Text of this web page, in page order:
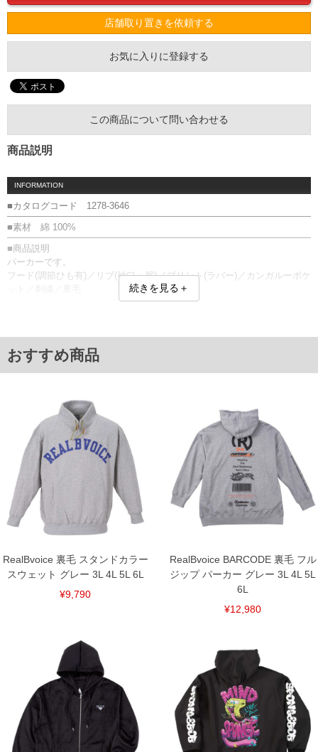
店舗取り置きを依頼する
お気に入りに登録する
この商品について問い合わせる
商品説明
INFORMATION
■カタログコード 1278-3646
■素材 綿 100%
■商品説明
パーカーです。
フード(調節ひも有)／リブ(袖口・裾)／プリント(ラバー)／カンガルーポケ
3L/136/78/110/60/61
4L/146/80/120/62/62
5L/156/82/130/64/63
※【返品交換について】
返品交換希望の方は、商品到着後1週間以内にご連絡ください。
下着(肌着)やワイシャツは商品の性質上、返品交換不可とさせて頂いております。予め
ご了承くださいませ。
※【ボトムの裾上げをご希望の場合】
裾上げ料金は500円+税となります。
備考欄に股下●cmとご記入下さい。（裾上げ無料対象商品は1本につき税込6,000円以
上の品が対象。1本5,999円以下の商品は有料（500円+税）となります。）
出荷まで約1週間～20日間程お時間を頂く場合がございます。
尚、裾上げした商品は返品・交換不可となりますので、予めご了承下さい。
一部、お直しに対応出来ない商品がございます。(例：裾にファスナーや調節ひもが付
※商品によって若干のサイズの誤差がございます。また、お客様がご使用の環境（コ
ンピュータ画面）によって、商品の色味が若干異なる場合がございます。予めご了承
※当店での掲載商品は、実店鋪と在庫を共用しておりますので店頭での売り違い、店
舗からのお取り寄せ等により、お客様にご迷惑をお掛けしてしまう場合がございま
続きを見る＋
おすすめ商品
RealBvoice 裏毛 スタンドカラー
スウェット グレー 3L 4L 5L 6L
¥9,790
RealBvoice BARCODE 裏毛 フル
ジップ パーカー グレー 3L 4L 5L
6L
¥12,980